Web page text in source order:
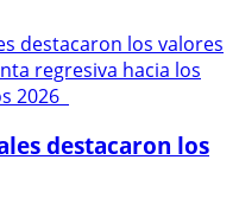
destacaron los